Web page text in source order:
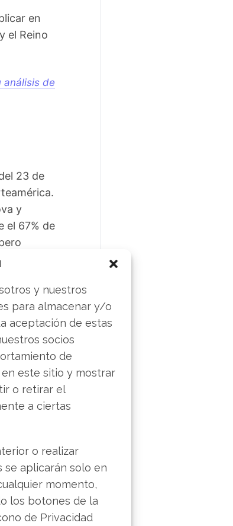
y nuestros
para almacenar y/o
aceptación de estas
socios
de
este sitio y mostrar
o retirar el
a ciertas
o realizar
se aplicarán solo en
momento,
los botones de la
de Privacidad
en
el Reino
análisis de
23 de
y
el 67% de
y Evercore
cerró en
anual.
fresco
tiene